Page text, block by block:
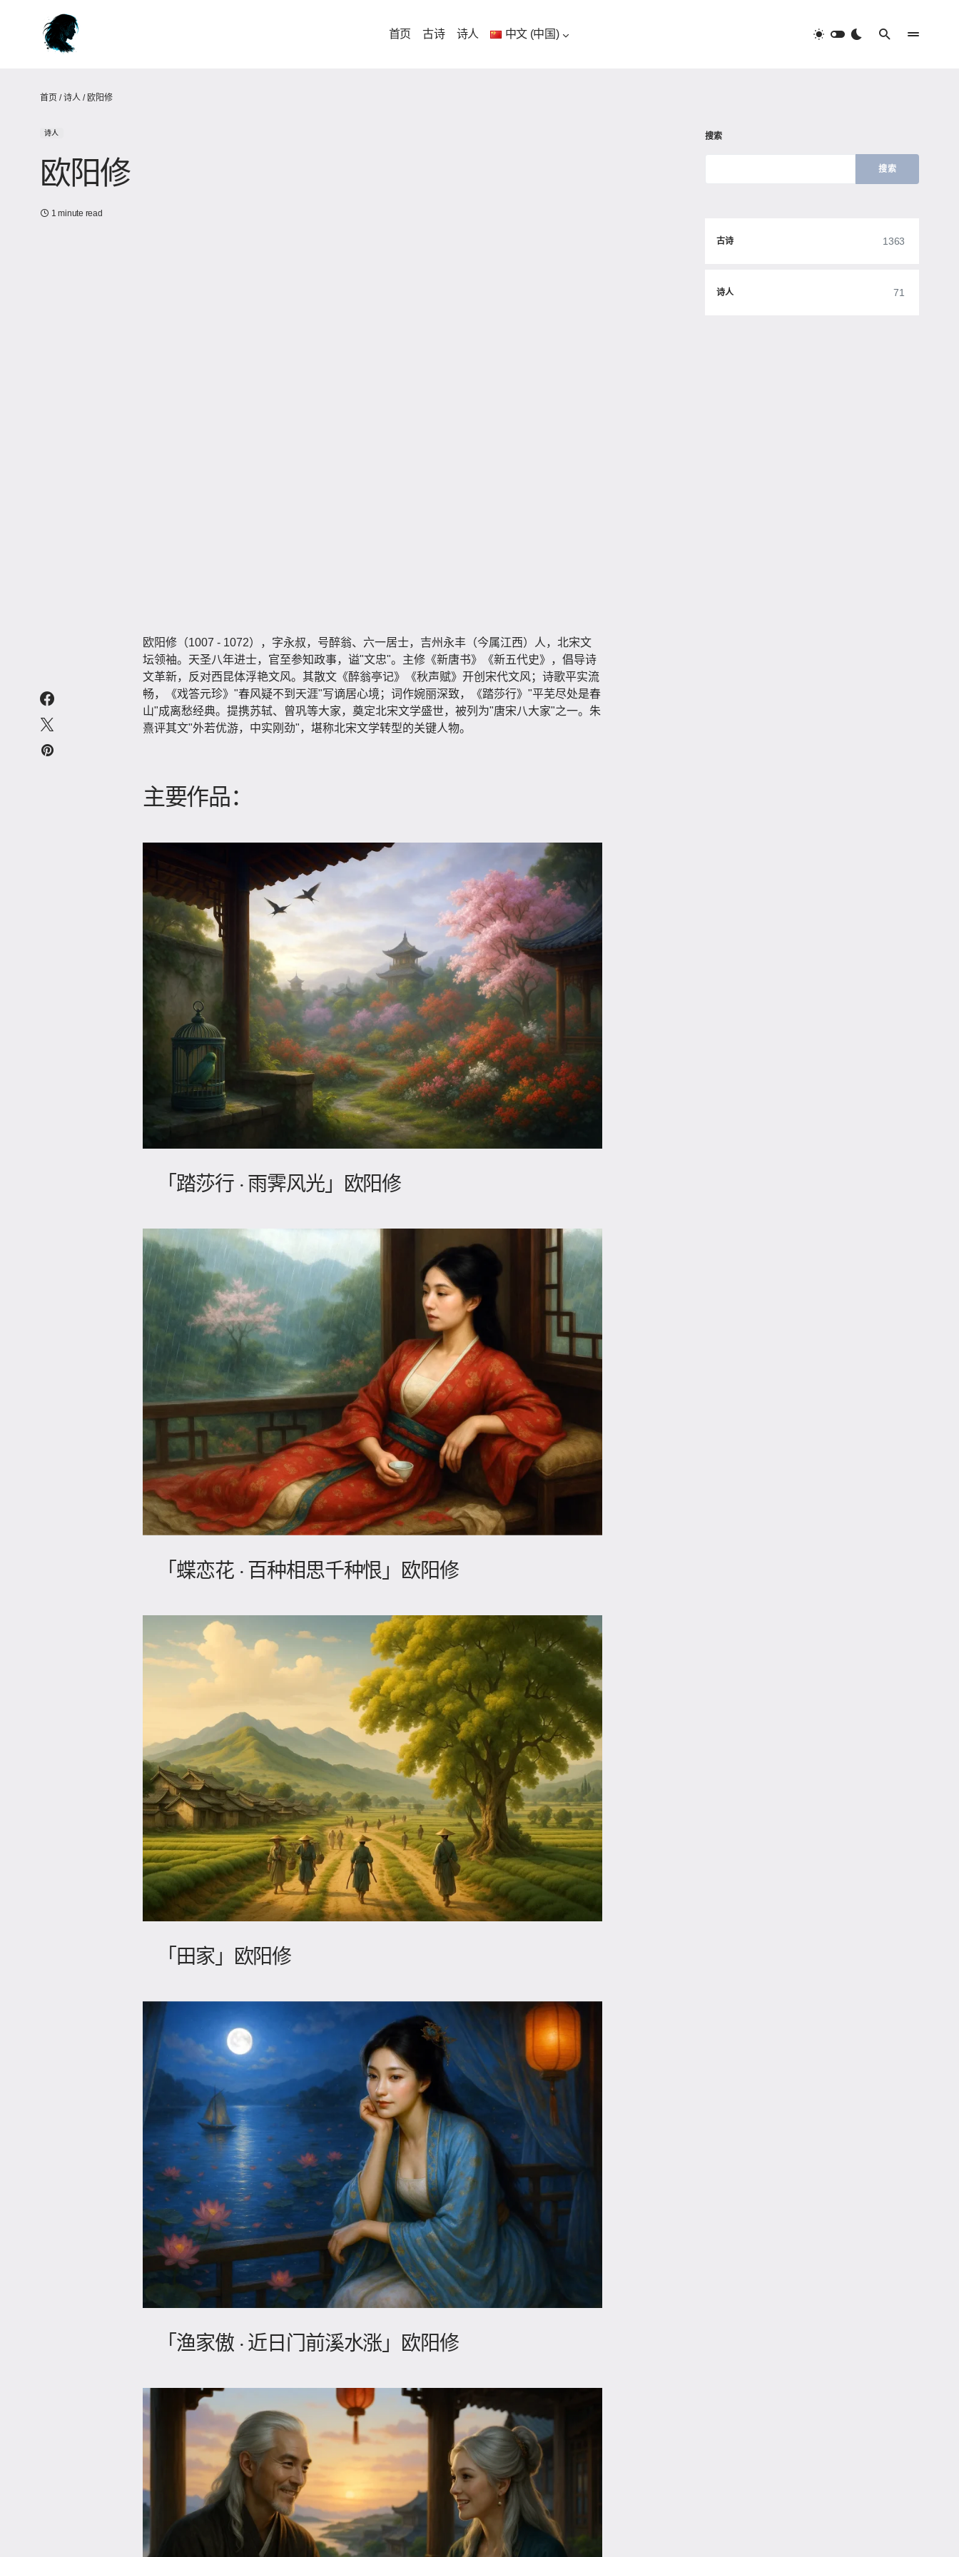
首页 古诗 诗人 中文 (中国)
首页 /诗人 / 欧阳修
诗人
欧阳修
1 minute read
欧阳修（1007 - 1072），字永叔，号醉翁、六一居士，吉州永丰（今属江西）人，北宋文
坛领袖。天圣八年进士，官至参知政事，谥"文忠"。主修《新唐书》《新五代史》，倡导诗
文革新，反对西昆体浮艳文风。其散文《醉翁亭记》《秋声赋》开创宋代文风；诗歌平实流
畅，《戏答元珍》"春风疑不到天涯"写谪居心境；词作婉丽深致，《踏莎行》"平芜尽处是春
山"成离愁经典。提携苏轼、曾巩等大家，奠定北宋文学盛世，被列为"唐宋八大家"之一。朱
熹评其文"外若优游，中实刚劲"，堪称北宋文学转型的关键人物。
主要作品：
「踏莎行 · 雨霁风光」欧阳修
「蝶恋花 · 百种相思千种恨」欧阳修
「田家」欧阳修
「渔家傲 · 近日门前溪水涨」欧阳修
搜索
搜索
古诗 1363
诗人 71